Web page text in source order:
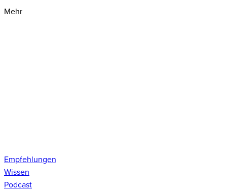
Mehr
Empfehlungen
Wissen
Podcast